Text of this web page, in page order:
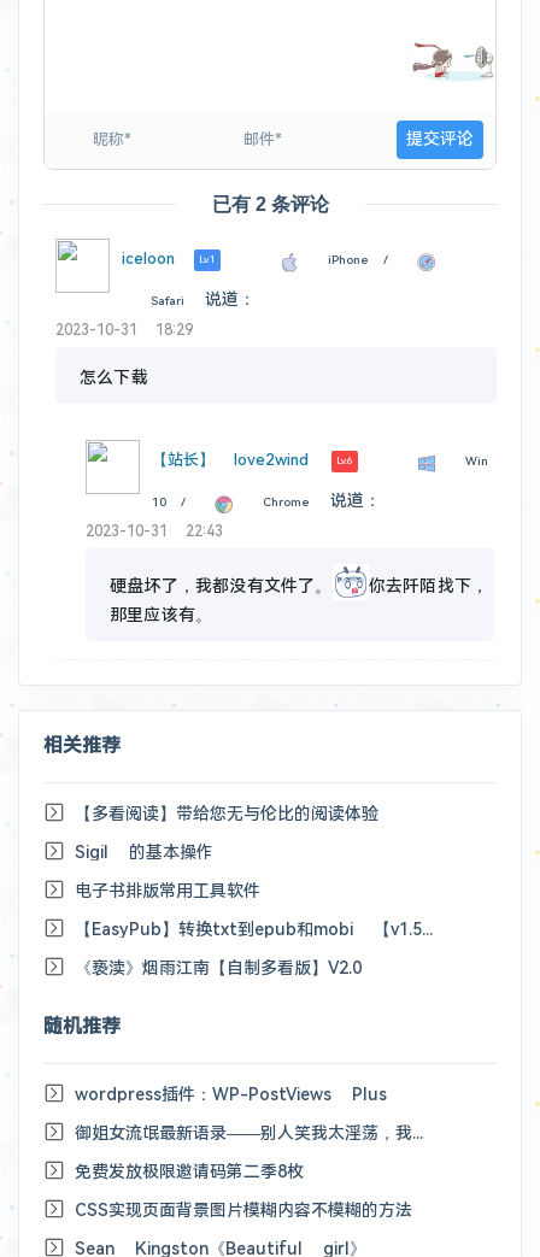
已有 2 条评论
iceloon Lv.1 iPhone /
Safari 说道：
2023-10-31 18:29
怎么下载
【站长】 love2wind Lv.6 Win
10 / Chrome 说道：
2023-10-31 22:43
硬盘坏了，我都没有文件了。
你去阡陌找下，
那里应该有。
相关推荐
【多看阅读】带给您无与伦比的阅读体验
Sigil 的基本操作
电子书排版常用工具软件
【EasyPub】转换txt到epub和mobi 【v1.50】（支持单mobi7/kf8格式输出）
《亵渎》烟雨江南【自制多看版】V2.0
随机推荐
wordpress插件：WP-PostViews Plus
御姐女流氓最新语录——别人笑我太淫荡，我笑别人不开放
免费发放极限邀请码第二季8枚
CSS实现页面背景图片模糊内容不模糊的方法
Sean Kingston《Beautiful girl》